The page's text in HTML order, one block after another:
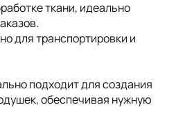
ткани, идеально
для транспортировки и
подходит для создания
обеспечивая нужную